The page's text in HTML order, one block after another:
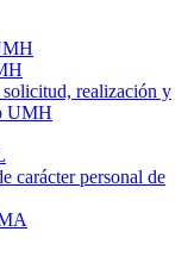
realización y
UMH
carácter personal de